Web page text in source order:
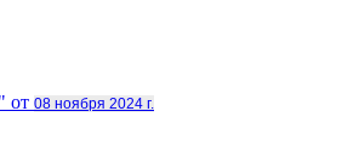
от 08 ноября 2024 г.